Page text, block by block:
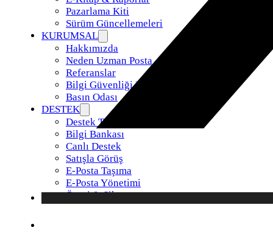
Pazarlama Kiti
Sürüm Güncellemeleri
KURUMSAL
Hakkımızda
Neden Uzman Posta
Referanslar
Bilgi Güvenliği Politikamız
Basın Odası
DESTEK
Destek Talebi
Bilgi Bankası
Canlı Destek
Satışla Görüş
E-Posta Taşıma
E-Posta Yönetimi
Öneri & Şikayet